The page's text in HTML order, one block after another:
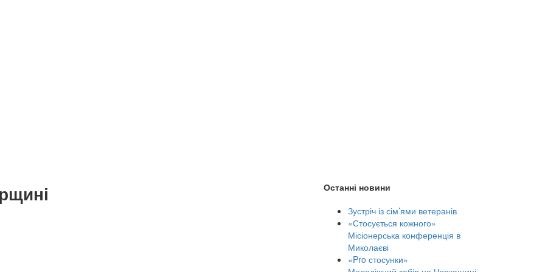
Останні новини
Зустріч із сім’ями ветеранів
«Стосується кожного»
Місіонерська конференція в
Миколаєві
«Pro стосунки»